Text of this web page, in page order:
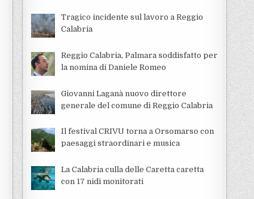
Tragico incidente sul lavoro a Reggio
Calabria
Reggio Calabria, Palmara soddisfatto per
la nomina di Daniele Romeo
Giovanni Laganà nuovo direttore
generale del comune di Reggio Calabria
Il festival CRIVU torna a Orsomarso con
paesaggi straordinari e musica
La Calabria culla delle Caretta caretta
con 17 nidi monitorati